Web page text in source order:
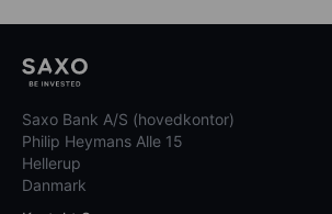
Saxo Bank A/S (hovedkontor)
Philip Heymans Alle 15
Hellerup
Danmark